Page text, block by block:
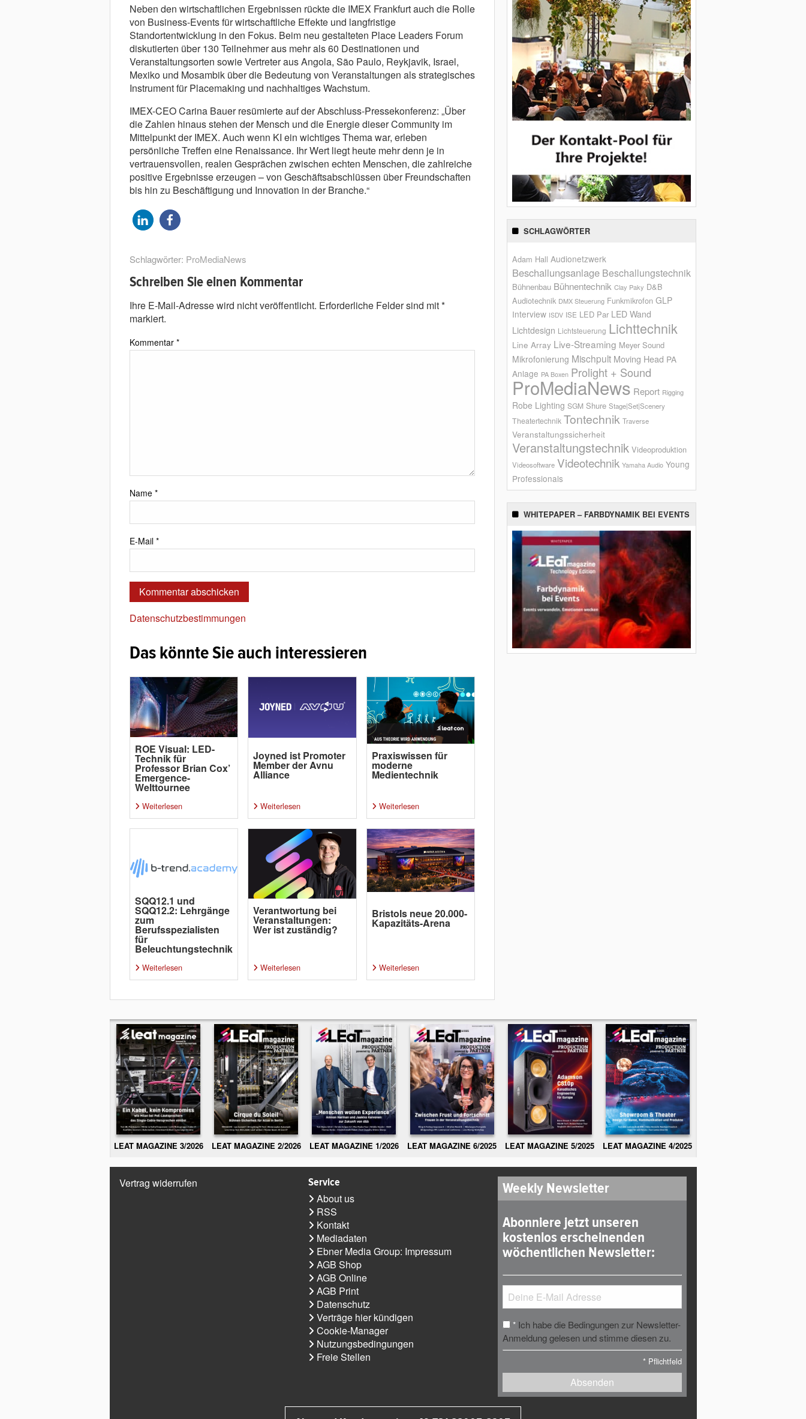
Neben den wirtschaftlichen Ergebnissen rückte die IMEX Frankfurt auch die Rolle
von Business-Events für wirtschaftliche Effekte und langfristige
Standortentwicklung in den Fokus. Beim neu gestalteten Place Leaders Forum
diskutierten über 130 Teilnehmer aus mehr als 60 Destinationen und
Veranstaltungsorten sowie Vertreter aus Angola, São Paulo, Reykjavik, Israel,
Mexiko und Mosambik über die Bedeutung von Veranstaltungen als strategisches
Instrument für Placemaking und nachhaltiges Wachstum.
IMEX-CEO Carina Bauer resümierte auf der Abschluss-Pressekonferenz: „Über
die Zahlen hinaus stehen der Mensch und die Energie dieser Community im
Mittelpunkt der IMEX. Auch wenn KI ein wichtiges Thema war, erleben
persönliche Treffen eine Renaissance. Ihr Wert liegt heute mehr denn je in
vertrauensvollen, realen Gesprächen zwischen echten Menschen, die zahlreiche
positive Ergebnisse erzeugen – von Geschäftsabschlüssen über Freundschaften
bis hin zu Beschäftigung und Innovation in der Branche.“
Schlagwörter: ProMediaNews
Schreiben Sie einen Kommentar
Ihre E-Mail-Adresse wird nicht veröffentlicht. Erforderliche Felder sind mit*
markiert.
Kommentar *
Name *
E-Mail *
Datenschutzbestimmungen
Das könnte Sie auch interessieren
ROE Visual: LED-
Technik für
Professor Brian Cox’
Emergence-
Welttournee
Weiterlesen
Joyned ist Promoter
Member der Avnu
Alliance
Weiterlesen
Praxiswissen für
moderne
Medientechnik
Weiterlesen
SQQ12.1 und
SQQ12.2: Lehrgänge
zum
Berufsspezialisten
für
Beleuchtungstechnik
Weiterlesen
Verantwortung bei
Veranstaltungen:
Wer ist zuständig?
Weiterlesen
Bristols neue 20.000-
Kapazitäts-Arena
Weiterlesen
SCHLAGWÖRTER
Adam Hall Audionetzwerk
Beschallungsanlage Beschallungstechnik
Bühnenbau Bühnentechnik Clay Paky D&B
Audiotechnik DMX Steuerung Funkmikrofon GLP
Interview ISDV ISE LED Par LED Wand
Lichtdesign Lichtsteuerung Lichttechnik
Line Array Live-Streaming Meyer Sound
Mikrofonierung Mischpult Moving Head PA
Anlage PA Boxen Prolight + Sound
ProMediaNews Report Rigging
Robe Lighting SGM Shure Stage|Set|Scenery
Theatertechnik Tontechnik Traverse
Veranstaltungssicherheit
Veranstaltungstechnik Videoproduktion
Videosoftware Videotechnik Yamaha Audio Young
Professionals
WHITEPAPER – FARBDYNAMIK BEI EVENTS
LEAT MAGAZINE 3/2026 LEAT MAGAZINE 2/2026 LEAT MAGAZINE 1/2026 LEAT MAGAZINE 6/2025 LEAT MAGAZINE 5/2025 LEAT MAGAZINE 4/2025
Vertrag widerrufen Service
About us
RSS
Kontakt
Mediadaten
Ebner Media Group: Impressum
AGB Shop
AGB Online
AGB Print
Datenschutz
Verträge hier kündigen
Cookie-Manager
Nutzungsbedingungen
Freie Stellen
Weekly Newsletter
Abonniere jetzt unseren
kostenlos erscheinenden
wöchentlichen Newsletter:
* Ich habe die Bedingungen zur Newsletter-
Anmeldung gelesen und stimme diesen zu.
* Pflichtfeld
Absenden